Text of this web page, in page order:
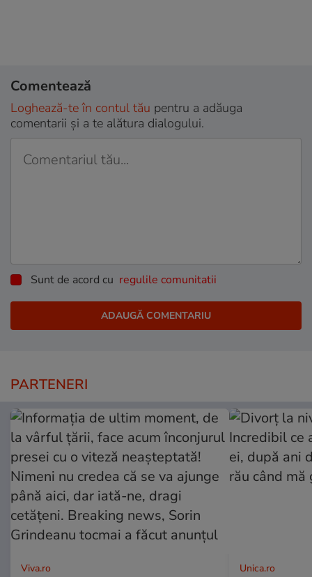
Comentează
Loghează-te în contul tău pentru a adăuga
comentarii și a te alătura dialogului.
Sunt de acord cu regulile comunitatii
PARTENERI
Viva.ro Unica.ro